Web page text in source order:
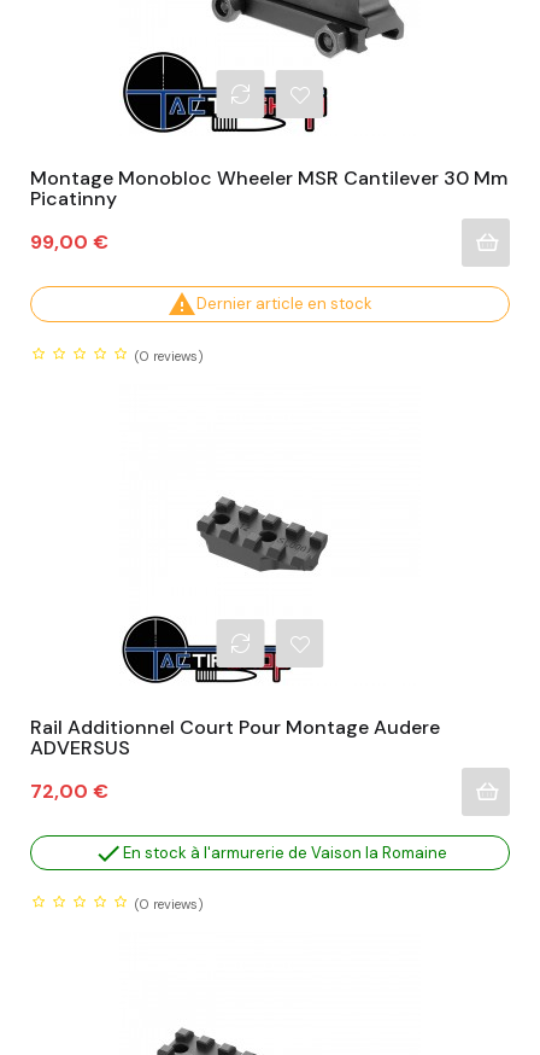
Montage Monobloc Wheeler MSR Cantilever 30 Mm
Picatinny
Prix
99,00 €
Dernier article en stock
(0 reviews)
Rail Additionnel Court Pour Montage Audere
ADVERSUS
Prix
72,00 €
En stock à l'armurerie de Vaison la Romaine
(0 reviews)